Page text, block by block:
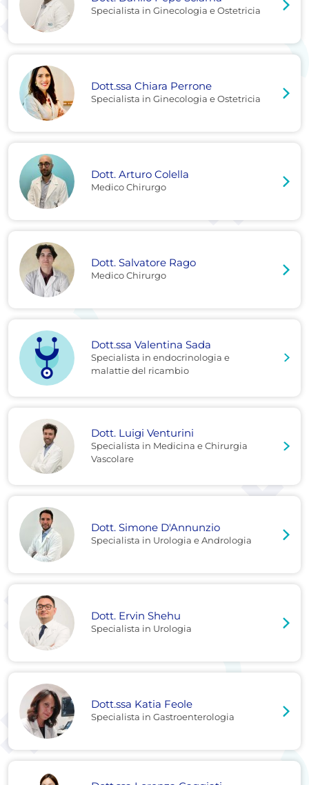
Specialista in Ginecologia e Ostetricia
Dott.ssa Chiara Perrone
Specialista in Ginecologia e Ostetricia
Dott. Arturo Colella
Medico Chirurgo
Dott. Salvatore Rago
Medico Chirurgo
Dott.ssa Valentina Sada
Specialista in endocrinologia e
malattie del ricambio
Dott. Luigi Venturini
Specialista in Medicina e Chirurgia
Vascolare
Dott. Simone D'Annunzio
Specialista in Urologia e Andrologia
Dott. Ervin Shehu
Specialista in Urologia
Dott.ssa Katia Feole
Specialista in Gastroenterologia